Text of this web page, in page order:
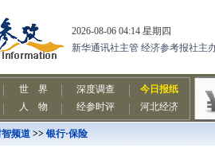
智频道 >> 银行·保险